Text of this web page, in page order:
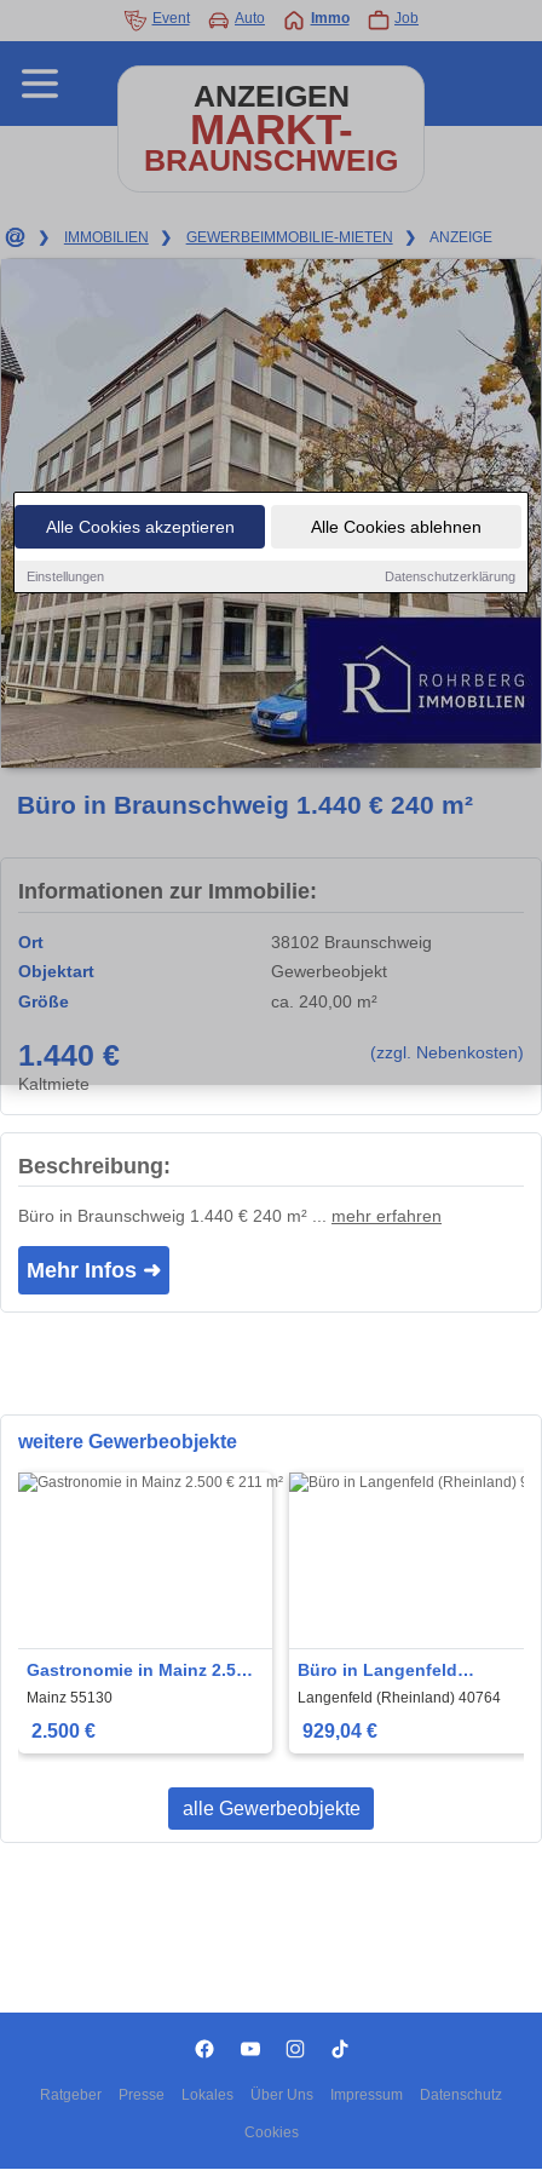
Alle Cookies akzeptieren Alle Cookies ablehnen
Einstellungen Datenschutzerklärung
Event Auto Immo Job
ANZEIGEN
MARKT-
BRAUNSCHWEIG
❯ IMMOBILIEN ❯ GEWERBEIMMOBILIE-MIETEN ❯ ANZEIGE
Büro in Braunschweig 1.440 € 240 m²
Informationen zur Immobilie:
Ort
38102 Braunschweig
Objektart
Gewerbeobjekt
Größe
ca. 240,00 m²
1.440 €
(zzgl. Nebenkosten)
Kaltmiete
Beschreibung:
Büro in Braunschweig 1.440 € 240 m² ... mehr erfahren
Mehr Infos ➜
weitere Gewerbeobjekte
Gastronomie in Mainz 2.500
€ 211 m²
Mainz 55130
2.500 €
Büro in Langenfeld
(Rheinland) 929,04 € 75 m²
Langenfeld (Rheinland) 40764
929,04 €
alle Gewerbeobjekte
Ratgeber Presse Lokales Über Uns Impressum Datenschutz
Cookies